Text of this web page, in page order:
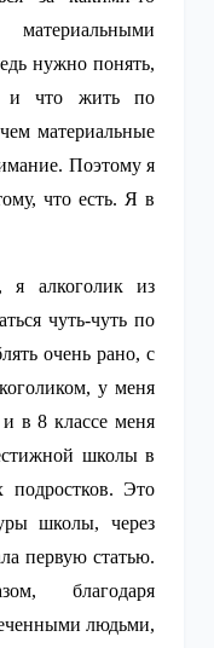
нужно понять,
и что жить по
материальные
Поэтому я
что есть. Я в
я алкоголик из
чуть-чуть по
очень рано, с
у меня
в 8 классе меня
школы в
Это
школы, через
первую статью.
благодаря
людьми,